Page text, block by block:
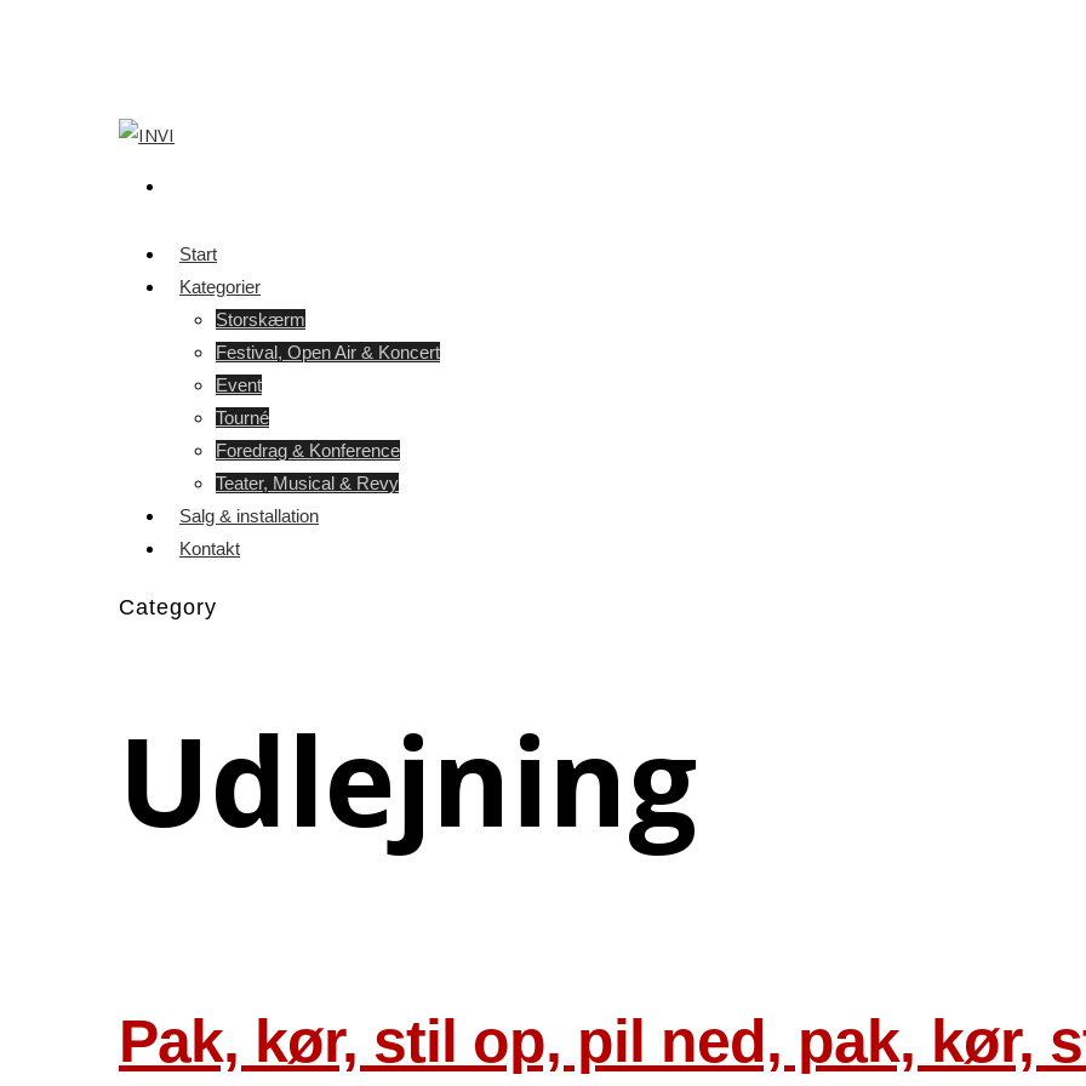
Start
Kategorier
Storskærm
Festival, Open Air & Koncert
Event
Tourné
Foredrag & Konference
Teater, Musical & Revy
Salg & installation
Kontakt
Category
Udlejning
Pak, kør, stil op, pil ned, pak, kør,